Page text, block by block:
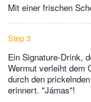
Mit einer frischen
Step 3
Ein Signature-Drink,
Wermut verleiht dem
durch den
erinnert. "Jámas"!